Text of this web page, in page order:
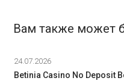
Вам также может
24.07.2026
Betinia Casino No Deposit